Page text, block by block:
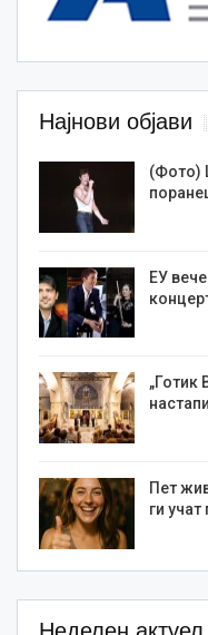
Најнови објави
(Фото)
ЕУ
„Готик
Пет
ги
Неделен актуел